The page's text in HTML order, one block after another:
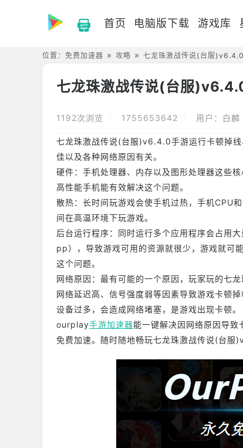
首页 电脑版下载 游戏库
位置： 免费加速器 攻略 七龙珠激战传说(台服
七龙珠激战传说(台服
1192次浏览 1755653642 用户：白麟
七龙珠激战传说(台服)v6.4.0手游运行卡顿掉
佳以及各种网络原因有关。
硬件：手机处理器、内存以及图形处理器这些
高性能手机能有效解决这个问题。
散热：长时间玩游戏会使手机过热，手机CPU
间在高温环境下玩游戏。
后台运行程序：同时运行多个应用程序会占用
pp），导致游戏可用的资源就很少，游戏就可
这个问题。
网络原因：最有可能的一个原因，玩家玩的七
网络延迟高、信号强度弱等因素导致游戏卡顿
设备过多，会造成网络堵塞，是游戏出现卡顿。
ourplay手游加速器能一键解决因网络原因导
免费加速。随时随地畅玩七龙珠激战传说(台服